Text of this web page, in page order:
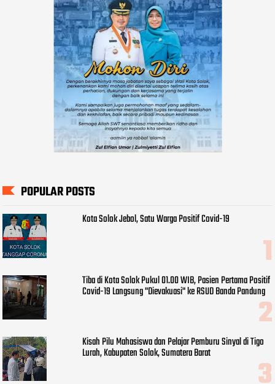
POPULAR POSTS
Kota Solok Jebol, Satu Warga Positif Covid-19
Tiba di Kota Solok Pukul 01.00 WIB, Pasien Pertama Positif
Covid-19 Langsung "Dievakuasi" ke RSUD Banda Pandung
Kisah Pilu Mahasiswa dan Pelajar Pemburu Sinyal di Tigo
Lurah, Kabupaten Solok, Sumatera Barat